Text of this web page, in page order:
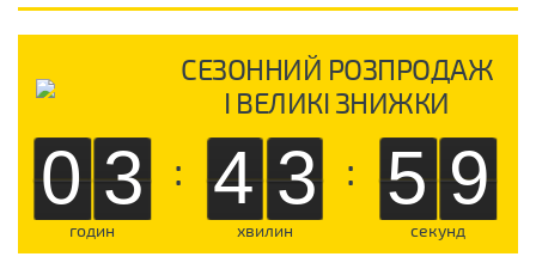
СЕЗОННИЙ РОЗПРОДАЖ
І ВЕЛИКІ ЗНИЖКИ
03
годин
: 43
хвилин
: 59
секунд